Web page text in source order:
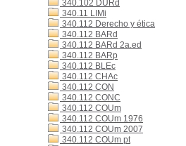
340.102 DURd
340.11 LIMi
340.112 Derecho y ética
340.112 BARd
340.112 BARd 2a.ed
340.112 BARp
340.112 BLEc
340.112 CHAc
340.112 CON
340.112 CONC
340.112 COUm
340.112 COUm 1976
340.112 COUm 2007
340.112 COUm pt